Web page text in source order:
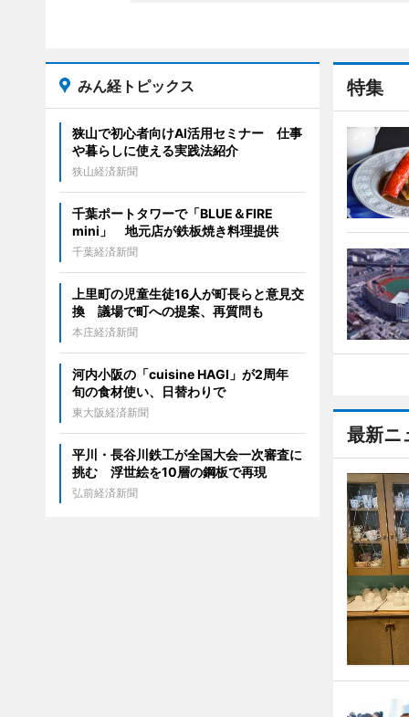
特集
最新ニ
みん経トピックス
狭山で初心者向けAI活用セミナー 仕事
や暮らしに使える実践法紹介
狭山経済新聞
千葉ポートタワーで「BLUE＆FIRE
mini」 地元店が鉄板焼き料理提供
千葉経済新聞
上里町の児童生徒16人が町長らと意見交
換 議場で町への提案、再質問も
本庄経済新聞
河内小阪の「cuisine HAGI」が2周年
旬の食材使い、日替わりで
東大阪経済新聞
平川・長谷川鉄工が全国大会一次審査に
挑む 浮世絵を10層の鋼板で再現
弘前経済新聞